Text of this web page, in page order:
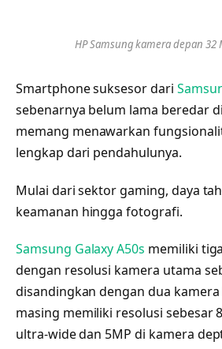
HP Samsung kamera depan 32
Smartphone suksesor dari
sebenarnya belum lama beredar
memang menawarkan
lengkap dari pendahulunya.
Mulai dari sektor gaming, daya
keamanan hingga fotografi.
Samsung Galaxy A50s memiliki
dengan resolusi kamera utama
disandingkan dengan dua
masing memiliki resolusi sebesar
ultra-wide dan 5MP di kamera